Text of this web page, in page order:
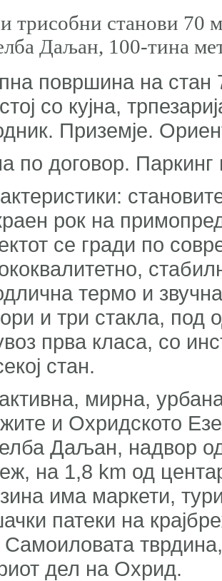
трисобни станови 70
Даљан, 100-тина
површина на
со кујна,
Приземје.
по договор.
рок на
се гради по
термо и
и три стакла, под
прва класа, со
стан.
мирна,
и Охридското
Даљан, надвор
на 1,8 km од
има маркети,
патеки на
Самоиловата
дел на Охрид.